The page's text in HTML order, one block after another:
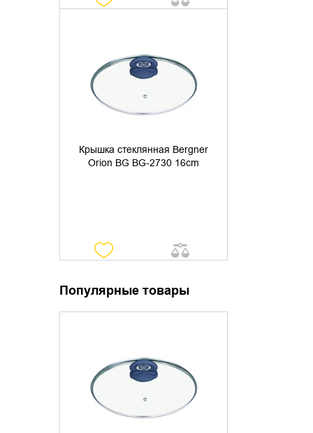
Крышка стеклянная Bergner
Orion BG BG-2730 16cm
Популярные товары